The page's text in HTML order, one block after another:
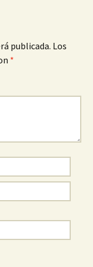
publicada. Los
*